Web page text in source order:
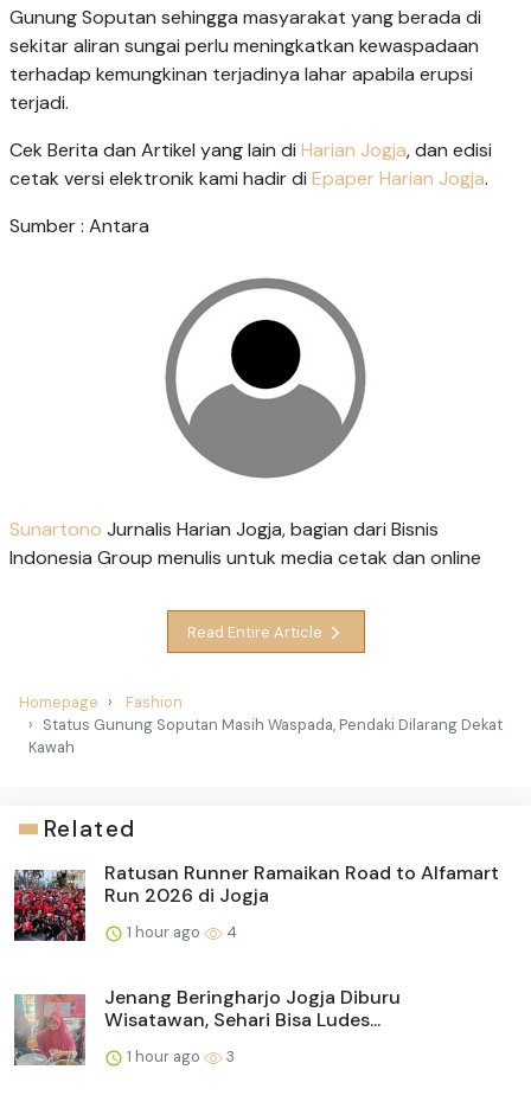
Gunung Soputan sehingga masyarakat yang berada di
sekitar aliran sungai perlu meningkatkan kewaspadaan
terhadap kemungkinan terjadinya lahar apabila erupsi
terjadi.
Cek Berita dan Artikel yang lain di Harian Jogja, dan edisi
cetak versi elektronik kami hadir di Epaper Harian Jogja.
Sumber : Antara
Sunartono Jurnalis Harian Jogja, bagian dari Bisnis
Indonesia Group menulis untuk media cetak dan online
Read Entire Article
Homepage
Fashion
Status Gunung Soputan Masih Waspada, Pendaki Dilarang Dekat
Kawah
Related
Ratusan Runner Ramaikan Road to Alfamart
Run 2026 di Jogja
1 hour ago 4
Jenang Beringharjo Jogja Diburu
Wisatawan, Sehari Bisa Ludes...
1 hour ago 3